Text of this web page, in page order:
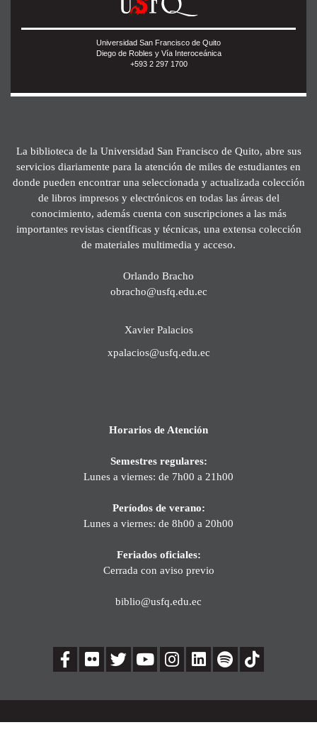
Universidad San Francisco de Quito
Diego de Robles y Vía Interoceánica
+593 2 297 1700
La biblioteca de la Universidad San Francisco de Quito, abre sus
servicios diariamente para la atención de miles de estudiantes en
donde pueden encontrar una seleccionada y actualizada colección
de libros impresos y electrónicos en todas las áreas del
conocimiento, además cuenta con suscripciones a las más
importantes revistas científicas y técnicas, una extensa colección
de materiales multimedia y acceso.
Orlando Bracho
obracho@usfq.edu.ec
Xavier Palacios
xpalacios@usfq.edu.ec
Horarios de Atención
Semestres regulares:
Lunes a viernes: de 7h00 a 21h00
Períodos de verano:
Lunes a viernes: de 8h00 a 20h00
Feriados oficiales:
Cerrada con aviso previo
biblio@usfq.edu.ec